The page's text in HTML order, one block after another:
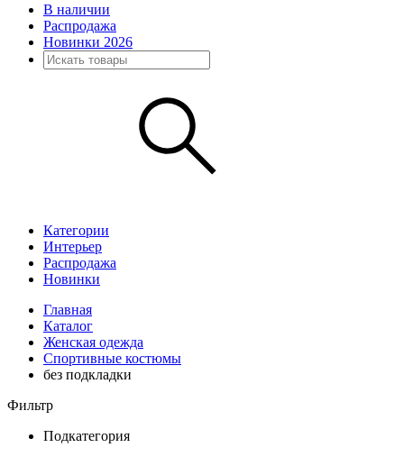
В наличии
Распродажа
Новинки 2026
Категории
Интерьер
Распродажа
Новинки
Главная
Каталог
Женская одежда
Спортивные костюмы
без подкладки
Фильтр
Подкатегория